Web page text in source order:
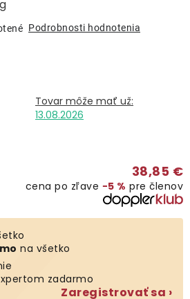
výhod
Podrobnosti hodnotenia
13.08.2026
38,85 €
cena po zľave −5 % pre členov
na všetko
zadarmo
Zaregistrovať sa ›